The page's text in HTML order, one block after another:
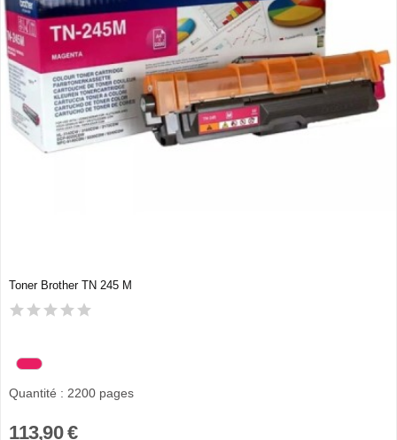
Toner Brother TN 245 M
Quantité : 2200 pages
113,90 €